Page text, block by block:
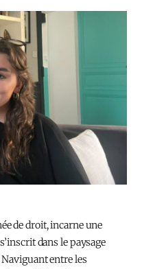
de droit, incarne une
dans le paysage
entre les